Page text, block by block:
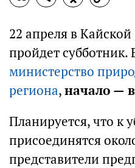
22 апреля в
пройдет субботник.
министерство
региона,начало —
Планируется, что к
присоединятся
представители